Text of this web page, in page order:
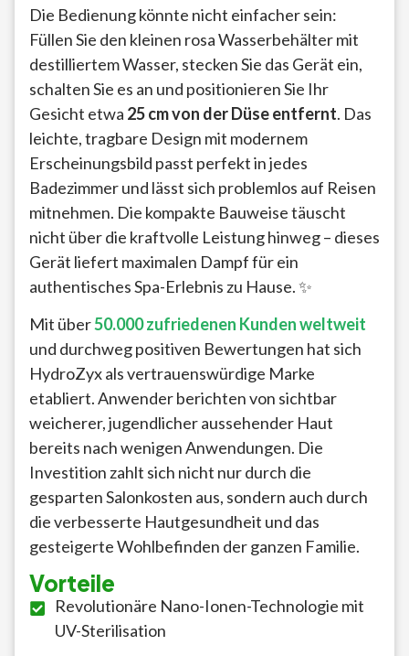
Die Bedienung könnte nicht einfacher sein:
Füllen Sie den kleinen rosa Wasserbehälter mit
destilliertem Wasser, stecken Sie das Gerät ein,
schalten Sie es an und positionieren Sie Ihr
Gesicht etwa 25 cm von der Düse entfernt. Das
leichte, tragbare Design mit modernem
Erscheinungsbild passt perfekt in jedes
Badezimmer und lässt sich problemlos auf Reisen
mitnehmen. Die kompakte Bauweise täuscht
nicht über die kraftvolle Leistung hinweg – dieses
Gerät liefert maximalen Dampf für ein
authentisches Spa-Erlebnis zu Hause. ✨
Mit über50.000 zufriedenen Kunden weltweit
und durchweg positiven Bewertungen hat sich
HydroZyx als vertrauenswürdige Marke
etabliert. Anwender berichten von sichtbar
weicherer, jugendlicher aussehender Haut
bereits nach wenigen Anwendungen. Die
Investition zahlt sich nicht nur durch die
gesparten Salonkosten aus, sondern auch durch
die verbesserte Hautgesundheit und das
gesteigerte Wohlbefinden der ganzen Familie.
Vorteile
Revolutionäre Nano-Ionen-Technologie mit
UV-Sterilisation